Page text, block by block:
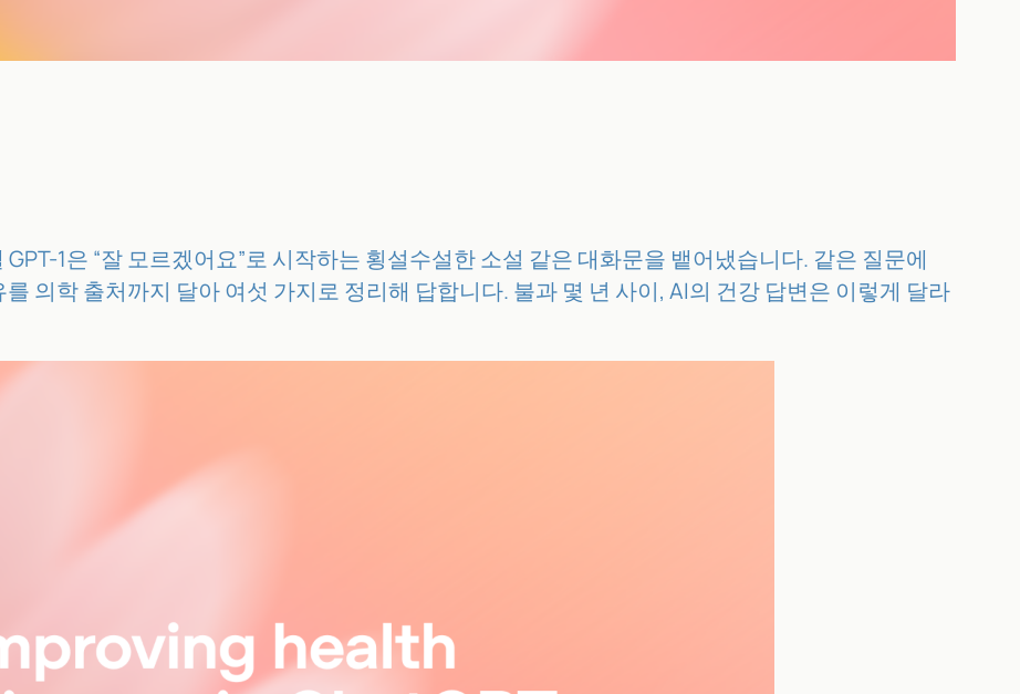
1은 “잘 모르겠어요”로 시작하는 횡설수설한 소설 같은 대화문을 뱉어냈습니다. 같은 질문에
의학 출처까지 달아 여섯 가지로 정리해 답합니다. 불과 몇 년 사이, AI의 건강 답변은 이렇게 달라